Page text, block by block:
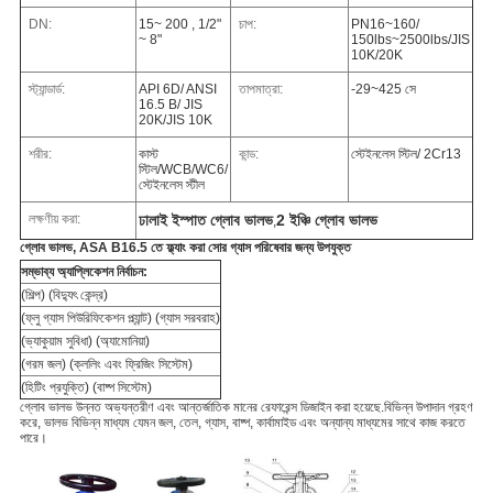
DN:
15~ 200 , 1/2"
~ 8"
চাপ:
PN16~160/
150lbs~2500lbs/JIS
10K/20K
স্ট্যান্ডার্ড:
API 6D/ ANSI
16.5 B/ JIS
20K/JIS 10K
তাপমাত্রা: -29~425 সে
শরীর:
কাস্ট
স্টিল/WCB/WC6/
স্টেইনলেস স্টীল
কান্ড: স্টেইনলেস স্টিল/ 2Cr13
লক্ষণীয় করা: ঢালাই ইস্পাত গ্লোব ভালভ,2 ইঞ্চি গ্লোব ভালভ
গ্লোব ভালভ, ASA B16.5 তে ফ্ল্যাং করা সোর গ্যাস পরিষেবার জন্য উপযুক্ত
সম্ভাব্য অ্যাপ্লিকেশন নির্বাচন:
(শিল্প) (বিদ্যুৎ কেন্দ্র)
(ফ্লু গ্যাস পিউরিফিকেশন প্ল্যান্ট) (গ্যাস সরবরাহ)
(ভ্যাকুয়াম সুবিধা) (অ্যামোনিয়া)
(গরম জল) (ক্ললিং এবং ফ্রিজিং সিস্টেম)
(হিটিং প্রযুক্তি) (বাষ্প সিস্টেম)
গ্লোব ভালভ উন্নত অভ্যন্তরীণ এবং আন্তর্জাতিক মানের রেফারেন্স ডিজাইন করা হয়েছে.বিভিন্ন উপাদান গ্রহণ
করে, ভালভ বিভিন্ন মাধ্যম যেমন জল, তেল, গ্যাস, বাষ্প, কার্বামাইড এবং অন্যান্য মাধ্যমের সাথে কাজ করতে
পারে।